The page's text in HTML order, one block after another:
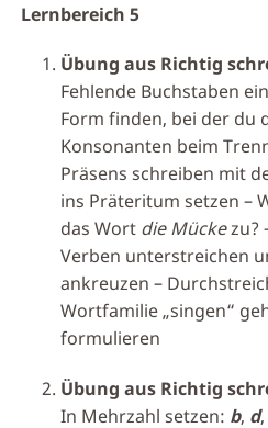
Lernbereich 5
Übung aus Richtig
Fehlende Buchstaben
Form finden, bei der du
Konsonanten beim
Präsens schreiben mit
ins Präteritum setzen –
das Wort die Mückezu?
Verben unterstreichen
ankreuzen –
Wortfamilie „singen“
formulieren
Übung aus Richtig
In Mehrzahl setzen: b, d,